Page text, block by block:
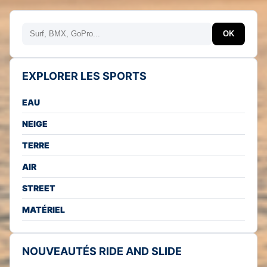
Rechercher OK
EXPLORER LES SPORTS
EAU
NEIGE
TERRE
AIR
STREET
MATÉRIEL
NOUVEAUTÉS RIDE AND SLIDE